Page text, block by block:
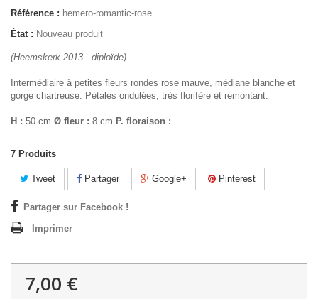
Référence : hemero-romantic-rose
État : Nouveau produit
(Heemskerk 2013 - diploïde)
Intermédiaire à petites fleurs rondes rose mauve, médiane blanche et
gorge chartreuse. Pétales ondulées, très florifère et remontant.
H : 50 cm Ø fleur : 8 cm P. floraison :
7 Produits
Tweet Partager Google+ Pinterest
Partager sur Facebook !
Imprimer
7,00 €